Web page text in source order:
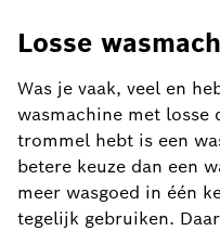
Losse
Was je vaak, veel en
wasmachine met losse
trommel hebt is een
betere keuze dan een
meer wasgoed in één
tegelijk gebruiken.